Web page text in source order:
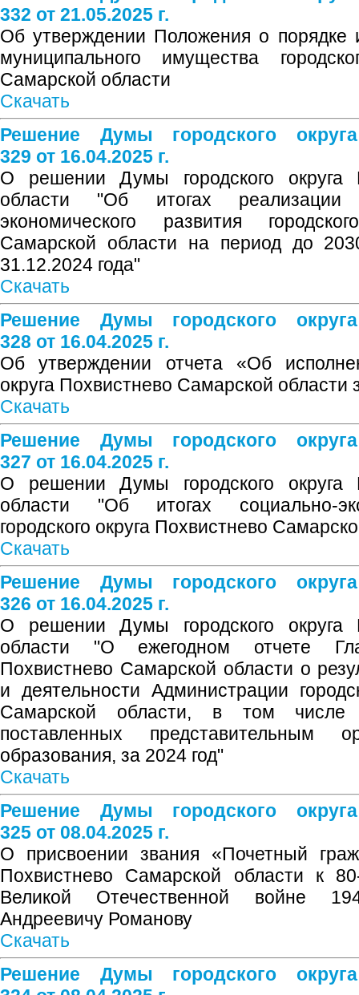
332 от 21.05.2025 г.
Об утверждении Положения о порядке
муниципального имущества
Самарской области
Скачать
Решение Думы городского
329 от 16.04.2025 г.
О решении Думы городского округа
области "Об итогах реализации
экономического развития
Самарской области на период до
31.12.2024 года"
Скачать
Решение Думы городского
328 от 16.04.2025 г.
Об утверждении отчета «Об
округа Похвистнево Самарской области
Скачать
Решение Думы городского
327 от 16.04.2025 г.
О решении Думы городского округа
области "Об итогах социально-
городского округа Похвистнево
Скачать
Решение Думы городского
326 от 16.04.2025 г.
О решении Думы городского округа
области "О ежегодном отчете
Похвистнево Самарской области о
и деятельности Администрации
Самарской области, в том
поставленных представительным
образования, за 2024 год"
Скачать
Решение Думы городского
325 от 08.04.2025 г.
О присвоении звания «Почетный
Похвистнево Самарской области к
Великой Отечественной войне
Андреевичу Романову
Скачать
Решение Думы городского